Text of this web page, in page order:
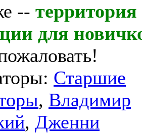
-- территория
для
Старшие
, Владимир
, Дженни